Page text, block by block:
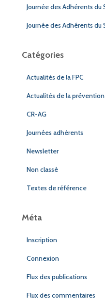
Journée des Adhérents du
Journée des Adhérents
Catégories
Actualités de la FPC
Actualités de la prévention
CR-AG
Journées adhérents
Newsletter
Non classé
Textes de référence
Méta
Inscription
Connexion
Flux des publications
Flux des commentaires